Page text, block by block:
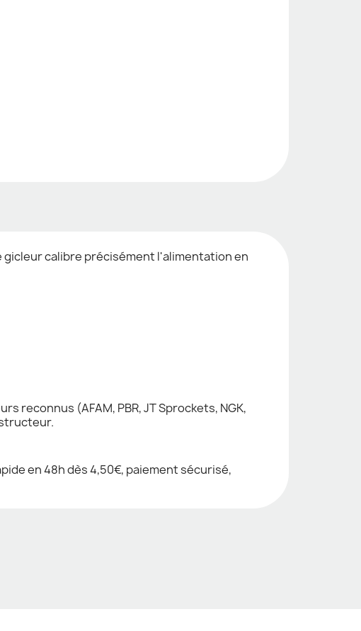
gicleur calibre précisément l'alimentation en
reconnus (AFAM, PBR, JT Sprockets, NGK,
en 48h dès 4,50€, paiement sécurisé,